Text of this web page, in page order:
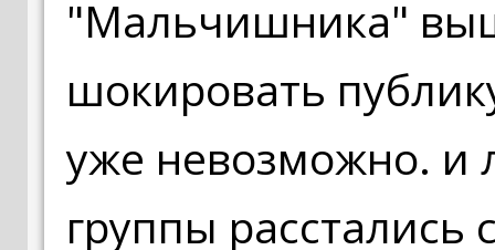
"Мальчишника"
шокировать
уже невозможно. и
группы расстались